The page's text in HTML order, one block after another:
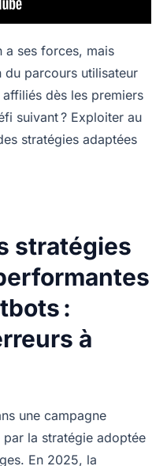
a ses forces, mais
parcours utilisateur
dès les premiers
suivant ? Exploiter au
stratégies adaptées
stratégies
:
à
une campagne
par la stratégie adoptée
En 2025, la